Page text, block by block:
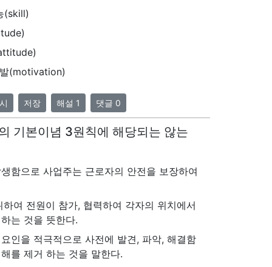
(skill)
(motivation)
저장 해설 1 댓글 0
기본이념 3원칙에 해당되는 않는
함으로 사업주는 근로자의 안전을 보장하여
여 전원이 참가, 협력하여 각자의 위치에서
는 것을 뜻한다.
인을 적극적으로 사전에 발견, 파악, 해결함
를 제거 하는 것을 말한다.